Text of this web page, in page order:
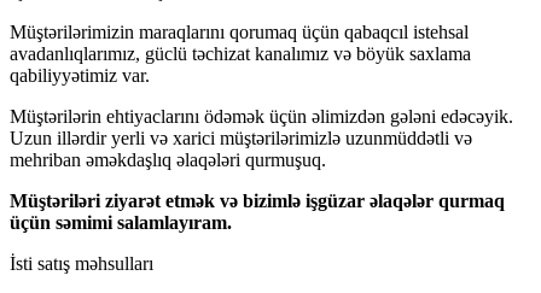
Müştərilərimizin maraqlarını qorumaq üçün qabaqcıl istehsal
avadanlıqlarımız, güclü təchizat kanalımız və böyük saxlama
qabiliyyətimiz var.
Müştərilərin ehtiyaclarını ödəmək üçün əlimizdən gələni edəcəyik.
Uzun illərdir yerli və xarici müştərilərimizlə uzunmüddətli və
mehriban əməkdaşlıq əlaqələri qurmuşuq.
Müştəriləri ziyarət etmək və bizimlə işgüzar əlaqələr qurmaq
üçün səmimi salamlayıram.
İsti satış məhsulları